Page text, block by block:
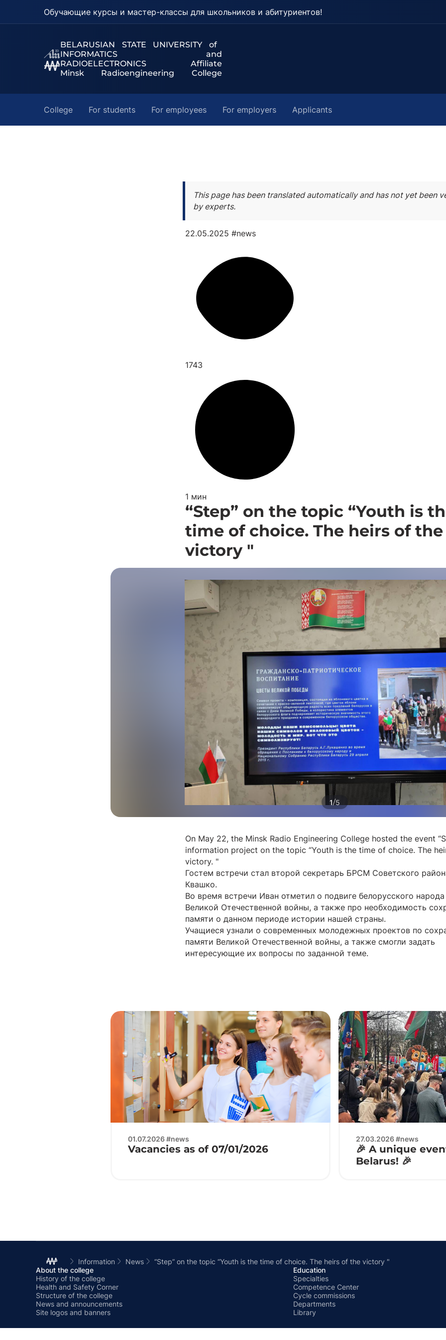
Обучающие курсы и мастер-классы для школьников и абитуриентов!
BELARUSIAN STATE UNIVERSITY of
INFORMATICS and
RADIOELECTRONICS Affiliate
Minsk Radioengineering College
College For students For employees For employers Applicants
This page has been translated automatically and has not yet been
by experts.
22.05.2025 #news
1743
1 мин
“Step” on the topic “Youth is
time of choice. The heirs of the
victory "
1/5
On May 22, the Minsk Radio Engineering College hosted the event
information project on the topic “Youth is the time of choice. The
victory. "
Гостем встречи стал второй секретарь БРСМ Советского
Квашко.
Во время встречи Иван отметил о подвиге белорусского
Великой Отечественной войны, а также про необходимость
памяти о данном периоде истории нашей страны.
Учащиеся узнали о современных молодежных проектов по
памяти Великой Отечественной войны, а также смогли задать
интересующие их вопросы по заданной теме.
01.07.2026 #news
Vacancies as of 07/01/2026
27.03.2026 #news
🎉 A unique
Belarus! 🎉
Information News
“Step” on the topic “Youth is the time of choice. The heirs of the victory "
About the college
History of the college
Health and Safety Corner
Structure of the college
News and announcements
Site logos and banners
Education
Specialties
Competence Center
Cycle commissions
Departments
Library